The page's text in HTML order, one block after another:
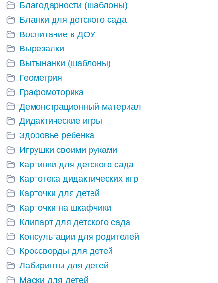
Благодарности (шаблоны)
Бланки для детского сада
Воспитание в ДОУ
Вырезалки
Вытынанки (шаблоны)
Геометрия
Графомоторика
Демонстрационный материал
Дидактические игры
Здоровье ребенка
Игрушки своими руками
Картинки для детского сада
Картотека дидактических игр
Карточки для детей
Карточки на шкафчики
Клипарт для детского сада
Консультации для родителей
Кроссворды для детей
Лабиринты для детей
Маски для детей